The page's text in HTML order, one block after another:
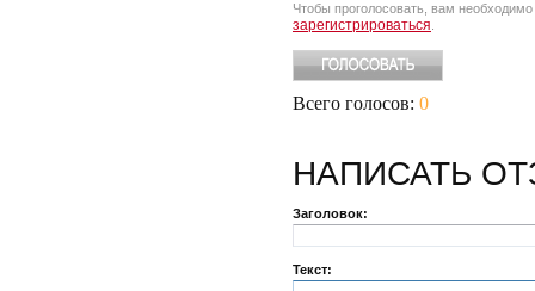
Чтобы проголосовать, вам необходимо
зарегистрироваться
Всего голосов: 0
НАПИСАТЬ
Заголовок:
Текст: